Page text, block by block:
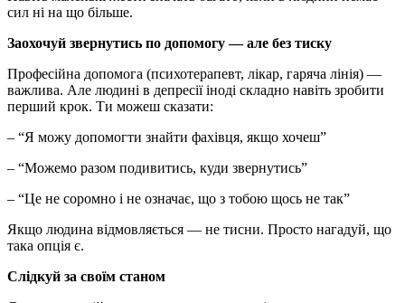
сил ні на що більше.
Заохочуй звернутись по допомогу — але без тиску
Професійна допомога (психотерапевт, лікар, гаряча лінія) —
важлива. Але людині в депресії іноді складно навіть зробити
перший крок. Ти можеш сказати:
– “Я можу допомогти знайти фахівця, якщо хочеш”
– “Можемо разом подивитись, куди звернутись”
– “Це не соромно і не означає, що з тобою щось не так”
Якщо людина відмовляється — не тисни. Просто нагадуй, що
така опція є.
Слідкуй за своїм станом